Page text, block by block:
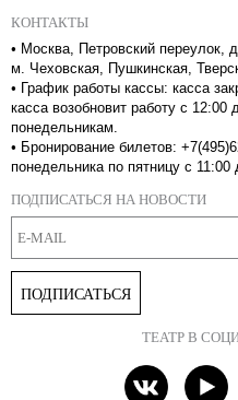
КОНТАКТЫ
• Москва, Петровский переулок,
м. Чеховская, Пушкинская,
• График работы кассы: касса
касса возобновит работу с 12:00
понедельникам.
• Бронирование билетов:
понедельника по пятницу с 11:00
ПОДПИСАТЬСЯ НА НОВОСТИ
ПОДПИСАТЬСЯ
ТЕАТР В